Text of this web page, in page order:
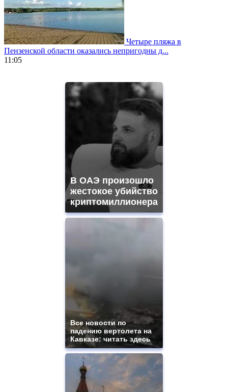
Четыре пляжа в
Пензенской области оказались непригодны д...
11:05
https://gradewatches.to/
В ОАЭ произошло
жестокое убийство
криптомиллионера
Все новости по
падению вертолета на
Кавказе: читать здесь